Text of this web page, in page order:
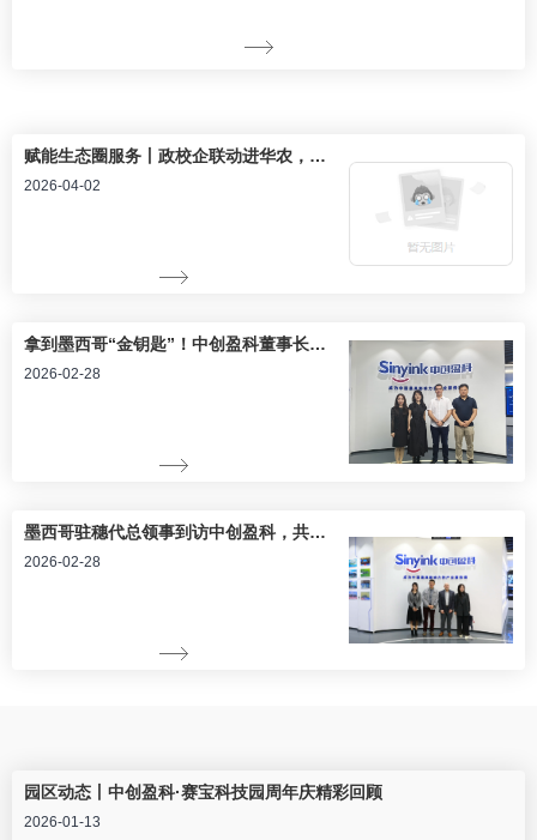
赋能生态圈服务丨政校企联动进华农，助力“春风行动”招聘会圆满举行！
2026-04-02
拿到墨西哥“金钥匙”！中创盈科董事长获任新莱昂州荣誉投资顾问
2026-02-28
墨西哥驻穗代总领事到访中创盈科，共筑中资企业出海墨西哥“软着陆”平台
2026-02-28
园区动态丨中创盈科·赛宝科技园周年庆精彩回顾
2026-01-13